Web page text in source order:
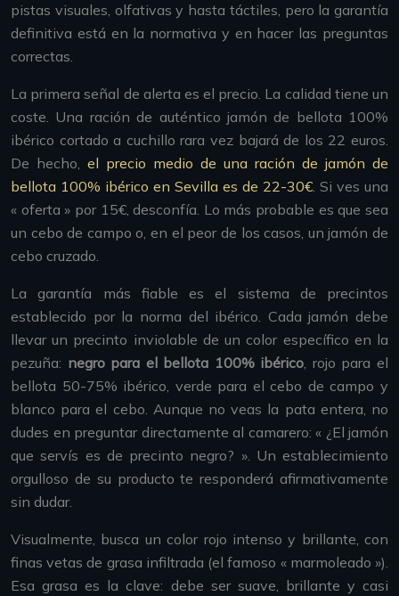
pistas visuales, olfativas y hasta táctiles, pero la garantía
definitiva está en la normativa y en hacer las preguntas
correctas.
La primera señal de alerta es el precio. La calidad tiene un
coste. Una ración de auténtico jamón de bellota 100%
ibérico cortado a cuchillo rara vez bajará de los 22 euros.
De hecho, el precio medio de una ración de jamón de
bellota 100% ibérico en Sevilla es de 22-30€. Si ves una
« oferta » por 15€, desconfía. Lo más probable es que sea
un cebo de campo o, en el peor de los casos, un jamón de
cebo cruzado.
La garantía más fiable es el sistema de precintos
establecido por la norma del ibérico. Cada jamón debe
llevar un precinto inviolable de un color específico en la
pezuña: negro para el bellota 100% ibérico, rojo para el
bellota 50-75% ibérico, verde para el cebo de campo y
blanco para el cebo. Aunque no veas la pata entera, no
dudes en preguntar directamente al camarero: « ¿El jamón
que servís es de precinto negro? ». Un establecimiento
orgulloso de su producto te responderá afirmativamente
sin dudar.
Visualmente, busca un color rojo intenso y brillante, con
finas vetas de grasa infiltrada (el famoso « marmoleado »).
Esa grasa es la clave: debe ser suave, brillante y casi